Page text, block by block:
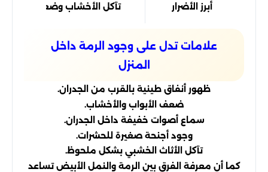
أبرز الأضرار تآكل الأخشاب وضعف المباني
علامات تدل على وجود الرمة داخل
المنزل
ظهور أنفاق طينية بالقرب من الجدران.
ضعف الأبواب والأخشاب.
سماع أصوات خفيفة داخل الجدران.
وجود أجنحة صغيرة للحشرات.
تآكل الأثاث الخشبي بشكل ملحوظ.
كما أن معرفة الفرق بين الرمة والنمل الأبيض تساعد